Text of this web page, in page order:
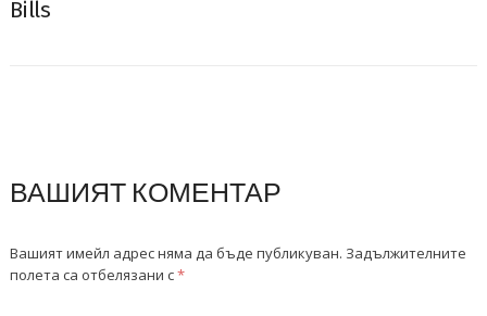
Bills
ВАШИЯТ КОМЕНТАР
Вашият имейл адрес няма да бъде публикуван. Задължителните
полета са отбелязани с*